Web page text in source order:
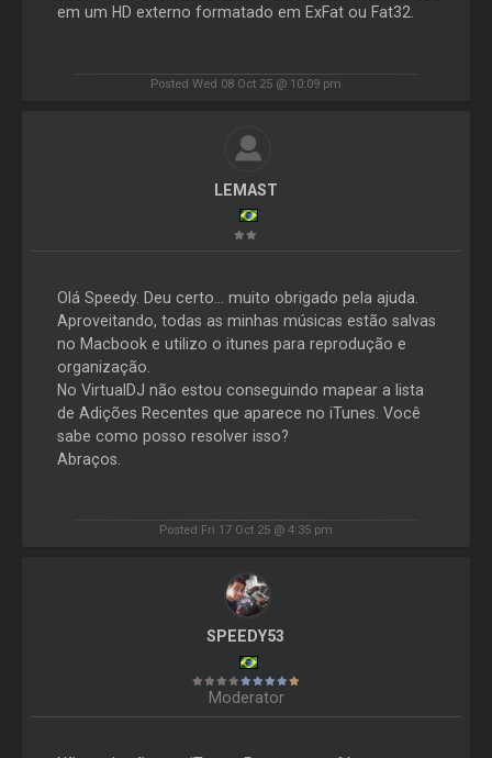
em um HD externo formatado em ExFat ou Fat32.
Posted Wed 08 Oct 25 @ 10:09 pm
LEMAST
Olá Speedy. Deu certo... muito obrigado pela ajuda.
Aproveitando, todas as minhas músicas estão salvas
no Macbook e utilizo o itunes para reprodução e
organização.
No VirtualDJ não estou conseguindo mapear a lista
de Adições Recentes que aparece no iTunes. Você
sabe como posso resolver isso?
Abraços.
Posted Fri 17 Oct 25 @ 4:35 pm
SPEEDY53
Moderator